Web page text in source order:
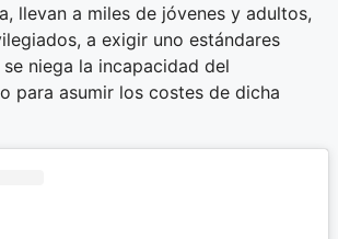
llevan a miles de jóvenes y adultos,
a exigir uno estándares
niega la incapacidad del
para asumir los costes de dicha